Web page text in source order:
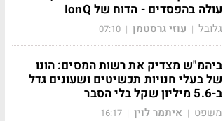
עולה בהפסדים - הדוח של IonQ
גלובל | עוזי גרסטמן |
07:10
ביהמ"ש מצדיק את רשות המסים: הונו
של בעלי חנויות תכשיטים ושעונים גדל
ב-5.6 מיליון שקל בלי הסבר
משפט | איתמר לוין |
16:17